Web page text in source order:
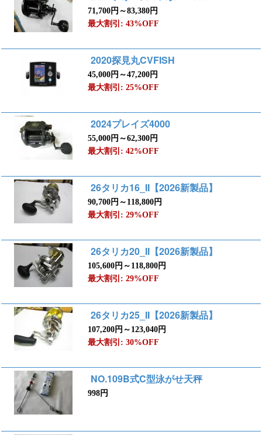
71,700円～83,380円
最大割引: 43%OFF
2020探見丸CVFISH
45,000円～47,200円
最大割引: 25%OFF
2024プレイズ4000
55,000円～62,300円
最大割引: 42%OFF
26タリカ16_II【2026新製品】
90,700円～118,800円
最大割引: 29%OFF
26タリカ20_II【2026新製品】
105,600円～118,800円
最大割引: 29%OFF
26タリカ25_II【2026新製品】
107,200円～123,040円
最大割引: 30%OFF
NO.109B式C型泳がせ天秤
998円